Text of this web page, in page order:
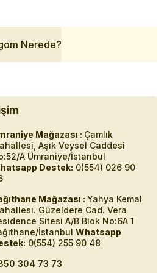
Nerede?
Mağazası : Çamlık
Aşık Veysel Caddesi
A Ümraniye/İstanbul
Destek: 0(554) 026 90
Mağazası : Yahya Kemal
Güzeldere Cad. Vera
Sitesi A/B Blok No:6A 1
İstanbul Whatsapp
0(554) 255 90 48
304 73 73